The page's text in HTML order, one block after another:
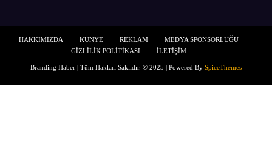
HAKKIMIZDA KÜNYE REKLAM
MEDYA SPONSORLUĞU
GİZLİLİK POLİTİKASI
İLETİŞİM
Branding Haber | Tüm Hakları Saklıdır. © 2025 | Powered By SpiceThemes